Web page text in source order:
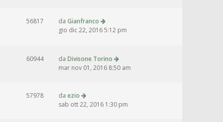
56817 da Gianfranco
gio dic 22, 2016 5:12 pm
60944 da Divisone Torino
mar nov 01, 2016 8:50 am
57978 da ezio
sab ott 22, 2016 1:30 pm